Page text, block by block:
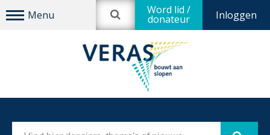
Inloggen
Word lid /
donateur